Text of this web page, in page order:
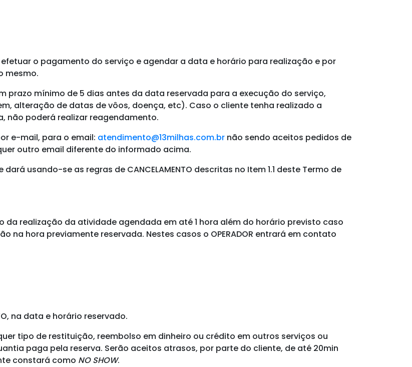
efetuar o pagamento do serviço e agendar a data e horário para realização e por
mesmo.
prazo mínimo de 5 dias antes da data reservada para a execução do serviço,
alteração de datas de vôos, doença, etc). Caso o cliente tenha realizado a
não poderá realizar reagendamento.
e-mail, para o email: atendimento@13milhas.com.br não sendo aceitos pedidos de
outro email diferente do informado acima.
usando-se as regras de CANCELAMENTO descritas no Item 1.1 deste Termo de
da realização da atividade agendada em até 1 hora além do horário previsto caso
na hora previamente reservada. Nestes casos o OPERADOR entrará em contato
na data e horário reservado.
tipo de restituição, reembolso em dinheiro ou crédito em outros serviços ou
paga pela reserva. Serão aceitos atrasos, por parte do cliente, de até 20min
constará como NO SHOW.